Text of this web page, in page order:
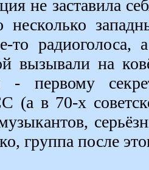
не заставила
несколько
то
вызывали на
- первому
(а в 70-х
группа после